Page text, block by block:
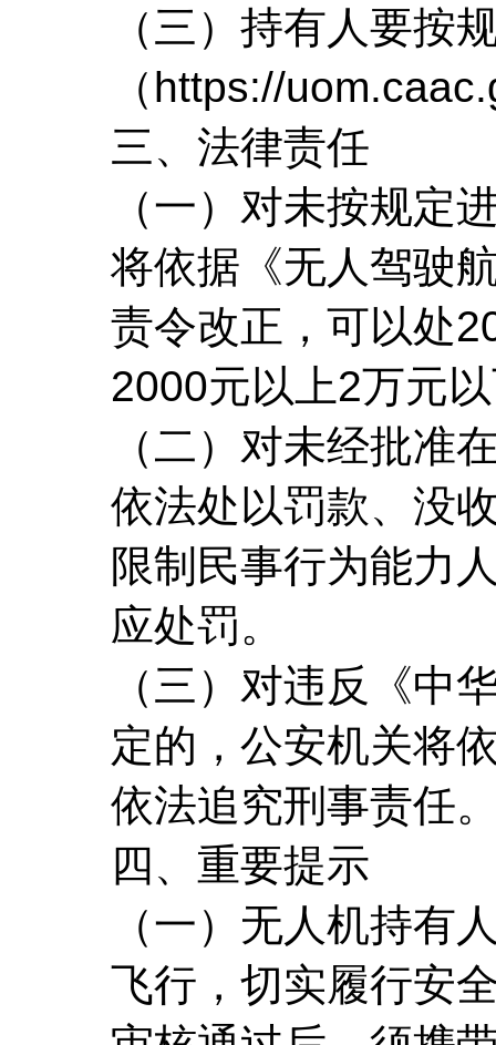
（三）持有人要按
（https://
三、法律责任
（一）对未按规定
将依据《无人驾驶
责令改正，可以处
2000元以上2万元
（二）对未经批准
依法处以罚款、没
限制民事行为能力
应处罚。
（三）对违反《中
定的，公安机关将
依法追究刑事责任
四、重要提示
（一）无人机持有
飞行，切实履行安